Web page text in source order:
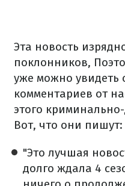
Эта новость
поклонников,
уже можно увидеть
комментариев от
этого
Вот, что они пишут:
"Это лучшая
долго ждала 4